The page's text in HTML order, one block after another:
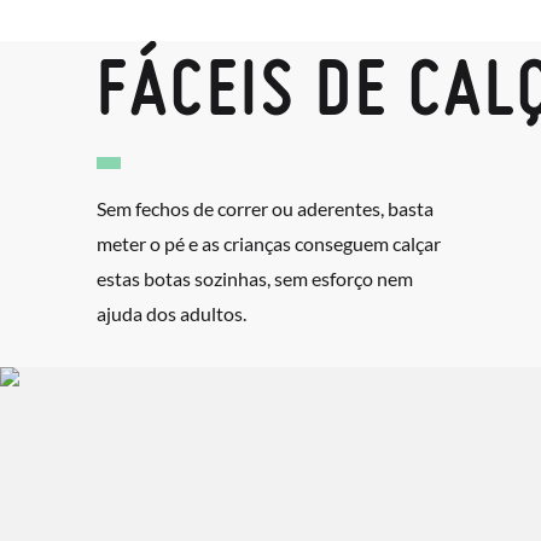
FÁCEIS DE
Sem fechos de correr ou aderentes, basta
meter o pé e as crianças conseguem calçar
estas botas sozinhas, sem esforço nem
ajuda dos adultos.